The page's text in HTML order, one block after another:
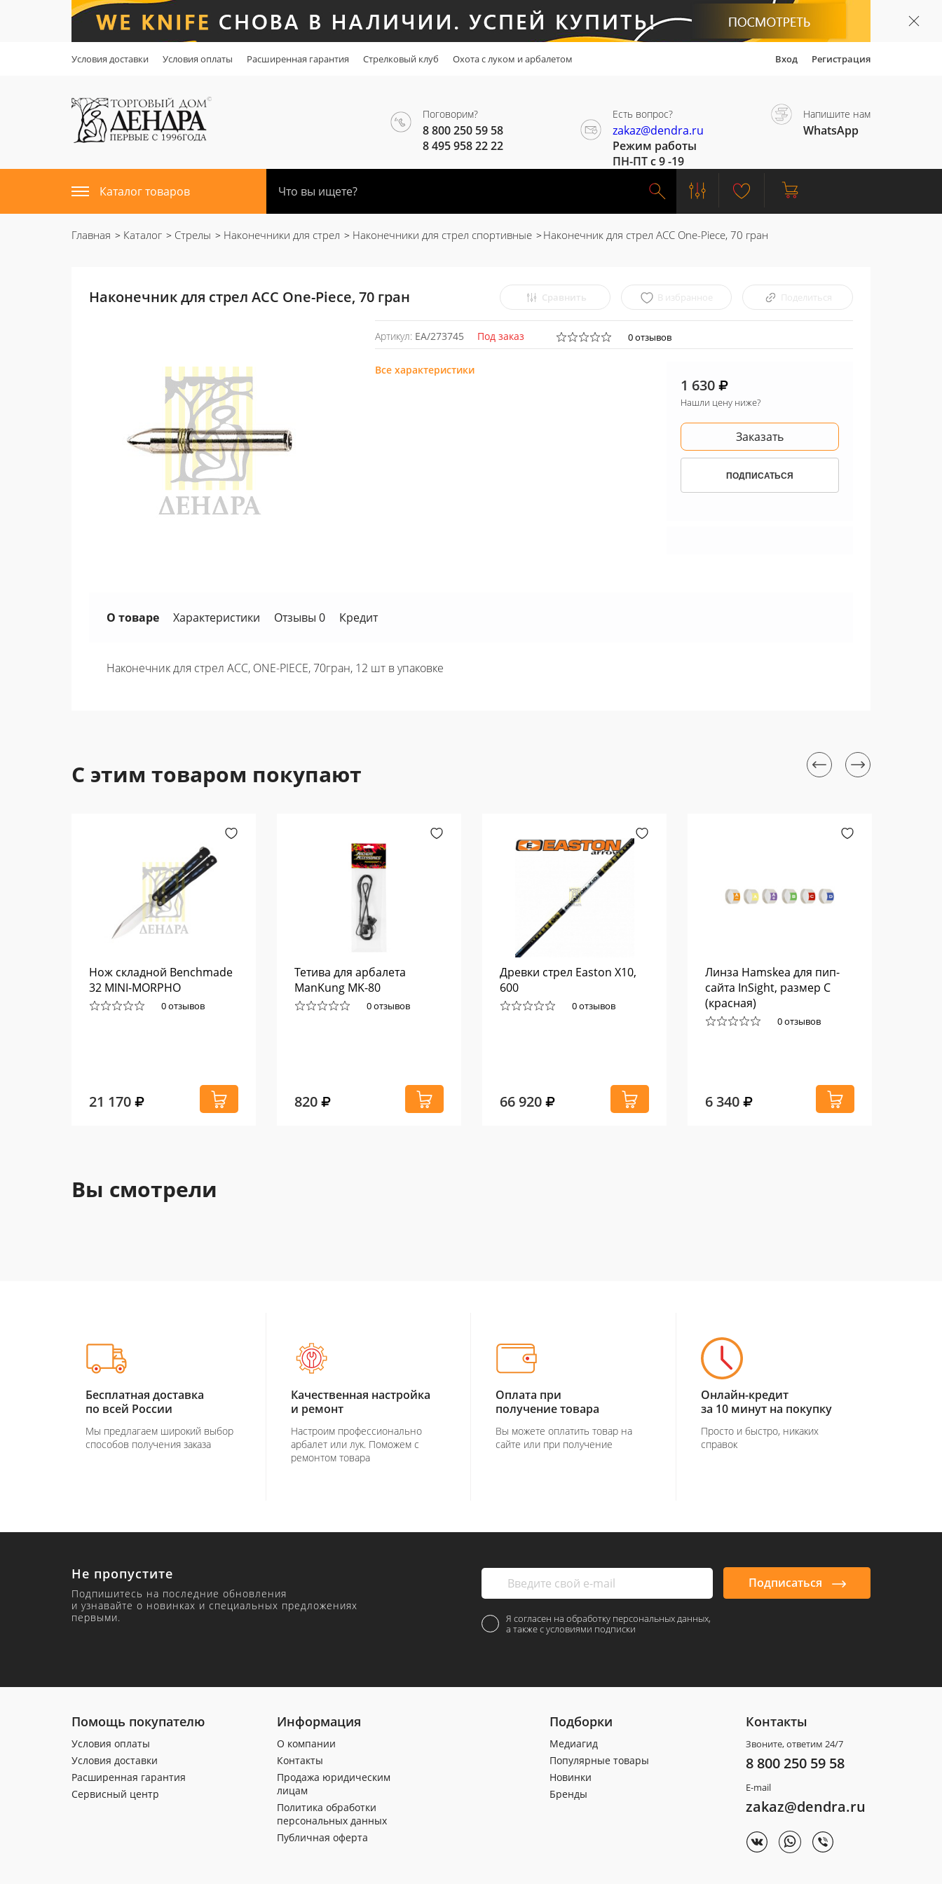
Условия доставки Условия оплаты Расширенная гарантия Стрелковый клуб Охота с луком и арбалетом Вход Регистрация
Поговорим?
8 800 250 59 58
8 495 958 22 22
Есть вопрос?
zakaz@dendra.ru
Режим работы
ПН-ПТ с 9 -19
Напишите нам
WhatsApp
Каталог товаров
Главная Каталог Стрелы Наконечники для стрел Наконечники для стрел спортивные Наконечник для стрел ACC One-Piece, 70 гран
Наконечник для стрел ACC One-Piece, 70 гран Сравнить В избранное Поделиться
Артикул: EA/273745 Под заказ 0 отзывов
Все характеристики
1 630
Нашли цену ниже?
Заказать
ПОДПИСАТЬСЯ
О товаре Характеристики Отзывы 0 Кредит
Наконечник для стрел ACC, ONE-PIECE, 70гран, 12 шт в упаковке
С этим товаром покупают
Нож складной Benchmade
32 MINI-MORPHO
0 отзывов
21 170
Тетива для арбалета
ManKung MK-80
0 отзывов
820
Древки стрел Easton X10,
600
0 отзывов
66 920
Линза Hamskea для пип-
сайта InSight, размер С
(красная)
0 отзывов
6 340
Вы смотрели
Бесплатная доставка
по всей России
Мы предлагаем широкий выбор
способов получения заказа
Качественная настройка
и ремонт
Настроим профессионально
арбалет или лук. Поможем с
ремонтом товара
Оплата при
получение товара
Вы можете оплатить товар на
сайте или при получение
Онлайн-кредит
за 10 минут на покупку
Просто и быстро, никаких
справок
Не пропустите
Подпишитесь на последние обновления
и узнавайте о новинках и специальных предложениях
первыми.
Подписаться
Я согласен на обработку персональных данных,
а также с условиями подписки
Помощь покупателю
Условия оплаты
Условия доставки
Расширенная гарантия
Сервисный центр
Информация
О компании
Контакты
Продажа юридическим
лицам
Политика обработки
персональных данных
Публичная оферта
Подборки
Медиагид
Популярные товары
Новинки
Бренды
Контакты
Звоните, ответим 24/7
8 800 250 59 58
E-mail
zakaz@dendra.ru